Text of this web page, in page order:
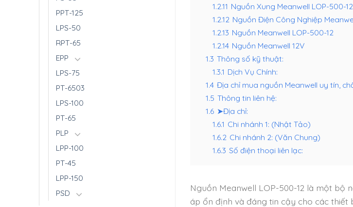
PPT-125
LPS-50
RPT-65
EPP
LPS-75
PT-6503
LPS-100
PT-65
PLP
LPP-100
PT-45
LPP-150
PSD
1.2.11 Nguồn Xung Meanwell LOP-500-12
1.2.12 Nguồn Điện Công Nghiệp
1.2.13 Nguồn Meanwell LOP-500-12
1.2.14 Nguồn Meanwell 12V
1.3 Thông số kỹ thuật:
1.3.1 Dịch Vụ Chính:
1.4 Địa chỉ mua nguồn Meanwell uy tín,
1.5 Thông tin liên hệ:
1.6 ➤Địa chỉ:
1.6.1 Chi nhánh 1: (Nhật Tảo)
1.6.2 Chi nhánh 2: (Văn Chung)
1.6.3 Số điện thoại liên lạc:
Nguồn Meanwell LOP-500-12 là một bộ
áp ổn định và đáng tin cậy cho các